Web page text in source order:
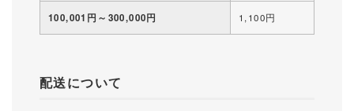
100,001円～300,000円 1,100円
配送について